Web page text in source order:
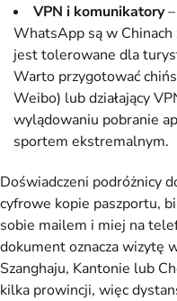
VPN i komunikatory–
WhatsApp są w Chinach
jest tolerowane dla
Warto przygotować
Weibo) lub działający
wylądowaniu pobranie
sportem ekstremalnym.
Doświadczeni podróżnicy
cyfrowe kopie paszportu,
sobie mailem i miej na
dokument oznacza wizytę
Szanghaju, Kantonie lub
kilka prowincji, więc